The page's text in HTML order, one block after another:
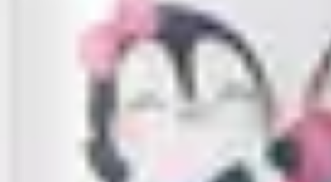
Comparateurs comparateur mutuelle pro
Comparateur MutuellePro